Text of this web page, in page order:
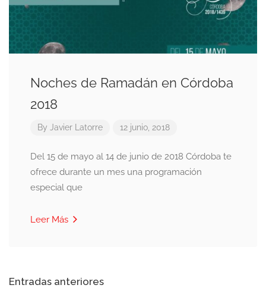
Noches de Ramadán en Córdoba
2018
By Javier Latorre 12 junio, 2018
Del 15 de mayo al 14 de junio de 2018 Córdoba te
ofrece durante un mes una programación
especial que
Leer Más
Entradas anteriores